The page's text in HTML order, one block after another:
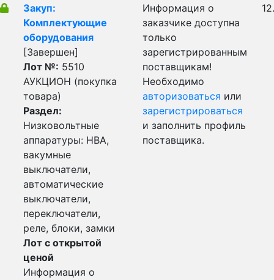
Закуп:
Комплектующие
оборудования
[Завершен]
Лот №: 5510
АУКЦИОН (покупка
товара)
Раздел:
Низковольтные
аппаратуры: НВА,
вакумные
выключатели,
автоматические
выключатели,
переключатели,
реле, блоки, замки
Лот с открытой
ценой
Информация о
Информация о
заказчике доступна
только
зарегистрированным
поставщикам!
Необходимо
авторизоваться или
зарегистрироваться
и заполнить профиль
поставщика.